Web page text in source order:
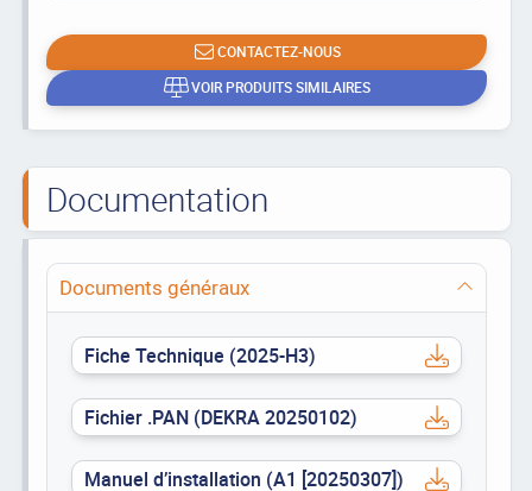
CONTACTEZ-NOUS
VOIR PRODUITS SIMILAIRES
Documentation
Documents généraux
Fiche Technique (2025-H3)
Fichier .PAN (DEKRA 20250102)
Manuel d’installation (A1 [20250307])